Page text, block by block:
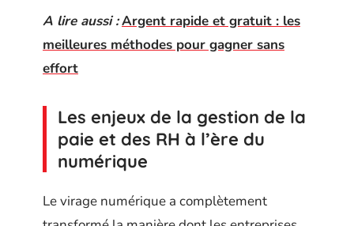
A lire aussi :Argent rapide et gratuit : les
meilleures méthodes pour gagner sans
effort
Les enjeux de la gestion de la
paie et des RH à l’ère du
numérique
Le virage numérique a complètement